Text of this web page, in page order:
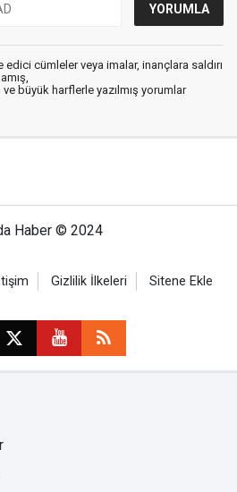
cümleler veya imalar, inançlara saldırı
büyük harflerle yazılmış yorumlar
Haber © 2024
Gizlilik İlkeleri Sitene Ekle